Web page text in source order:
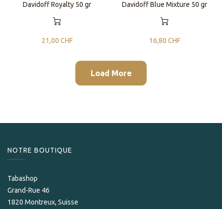
​​​​Davidoff Royalty 50 gr
21,00 CHF
​​​​Davidoff Blue Mixture 50 gr
16,80 CHF
Load More
NOTRE BOUTIQUE
Tabashop
Grand-Rue 46
1820 Montreux, Suisse